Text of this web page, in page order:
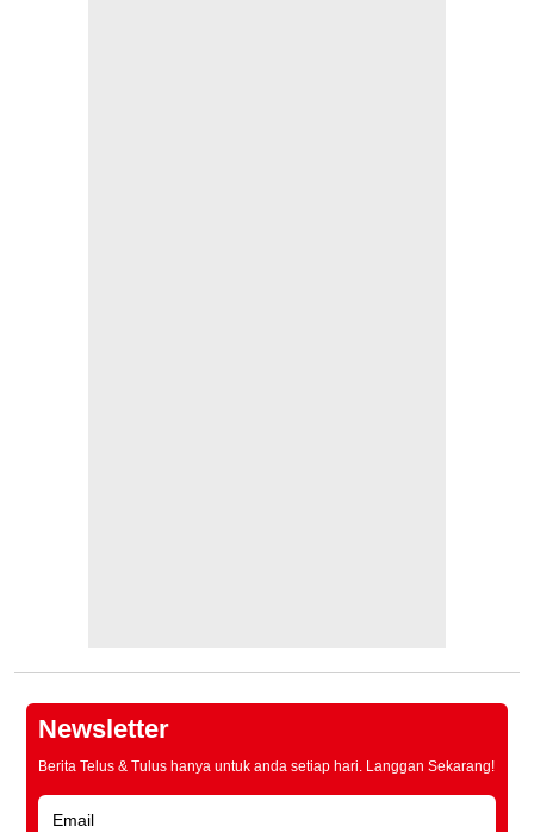
Newsletter
Berita Telus & Tulus hanya untuk anda setiap hari. Langgan Sekarang!